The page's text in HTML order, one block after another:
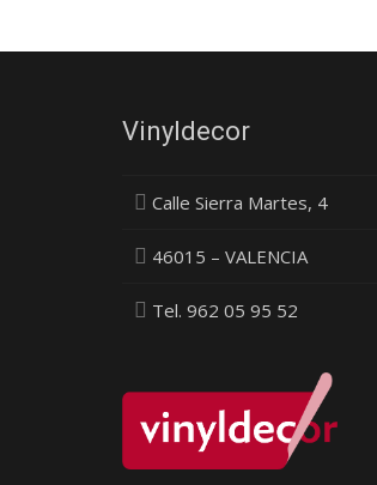
Vinyldecor
Calle Sierra Martes, 4
46015 – VALENCIA
Tel. 962 05 95 52